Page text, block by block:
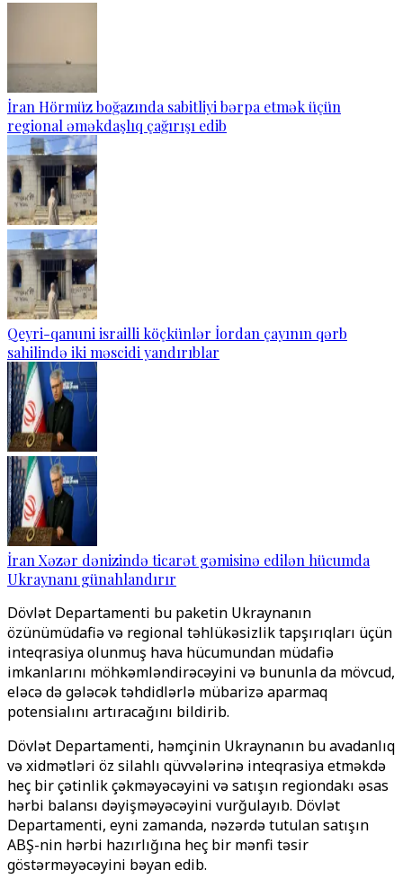
İran Hörmüz boğazında sabitliyi bərpa etmək üçün
regional əməkdaşlıq çağırışı edib
Qeyri-qanuni israilli köçkünlər İordan çayının qərb
sahilində iki məscidi yandırıblar
İran Xəzər dənizində ticarət gəmisinə edilən hücumda
Ukraynanı günahlandırır
Dövlət Departamenti bu paketin Ukraynanın
özünümüdafiə və regional təhlükəsizlik tapşırıqları üçün
inteqrasiya olunmuş hava hücumundan müdafiə
imkanlarını möhkəmləndirəcəyini və bununla da mövcud,
eləcə də gələcək təhdidlərlə mübarizə aparmaq
potensialını artıracağını bildirib.
Dövlət Departamenti, həmçinin Ukraynanın bu avadanlıq
və xidmətləri öz silahlı qüvvələrinə inteqrasiya etməkdə
heç bir çətinlik çəkməyəcəyini və satışın regiondakı əsas
hərbi balansı dəyişməyəcəyini vurğulayıb. Dövlət
Departamenti, eyni zamanda, nəzərdə tutulan satışın
ABŞ-nin hərbi hazırlığına heç bir mənfi təsir
göstərməyəcəyini bəyan edib.